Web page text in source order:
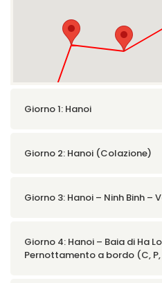
Giorno 1: Hanoi
Giorno 2: Hanoi (Colazione)
Giorno 3: Hanoi – Ninh Binh –
Giorno 4: Hanoi – Baia di Ha
Pernottamento a bordo (C,